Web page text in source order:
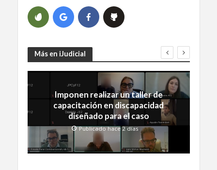
Más en iJudicial
Imponen realizar un taller de
capacitación en discapacidad
diseñado para el caso
Publicado hace 2 días